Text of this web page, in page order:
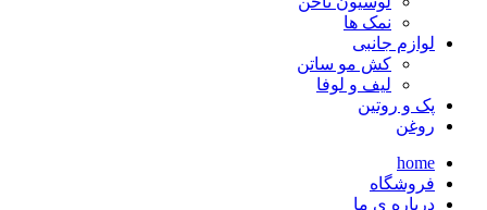
نمک ها
لوازم جانبی
کش مو ساتن
لیف و لوفا
پک و روتین
روغن
home
فروشگاه
درباره ی ما